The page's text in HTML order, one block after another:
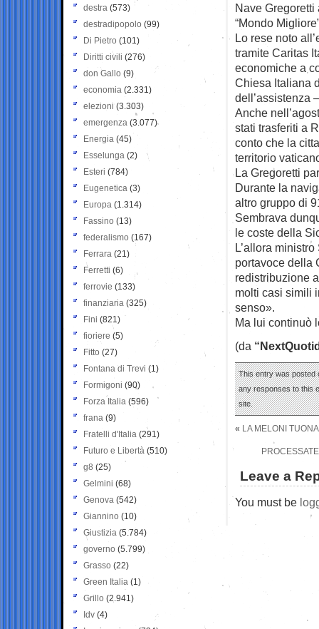
Nave Gregoretti
“Mondo
Lo rese noto
tramite Caritas
economiche a
Chiesa Italiana
dell’assistenza
Anche
stati trasferiti a
conto che la
territorio
La Gregoretti
Durante la
altro gruppo di
Sembrava
le coste della
L’allora
portavoce della
redistribuzione
molti casi simili
senso».
Ma lui continuò
(da
This entry was posted
any responses to this
site.
« LA MELONI
Leave a
You must be
destra (573)
destradipopolo (99)
Di Pietro (101)
Diritti civili (276)
don Gallo (9)
economia (2.331)
elezioni (3.303)
emergenza (3.077)
Energia (45)
Esselunga (2)
Esteri (784)
Eugenetica (3)
Europa (1.314)
Fassino (13)
federalismo (167)
Ferrara (21)
Ferretti (6)
ferrovie (133)
finanziaria (325)
Fini (821)
fioriere (5)
Fitto (27)
Fontana di Trevi (1)
Formigoni (90)
Forza Italia (596)
frana (9)
Fratelli d'Italia (291)
Futuro e Libertà (510)
g8 (25)
Gelmini (68)
Genova (542)
Giannino (10)
Giustizia (5.784)
governo (5.799)
Grasso (22)
Green Italia (1)
Grillo (2.941)
Idv (4)